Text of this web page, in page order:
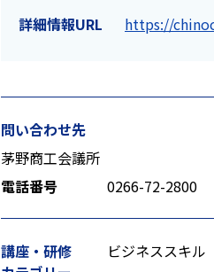
詳細情報URL
https://
問い合わせ先
茅野商工会議所
電話番号
0266-72-2800
講座・研修
ビジネススキル